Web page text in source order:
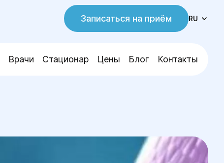
Записаться на приём RU
Врачи Стационар Цены Блог Контакты